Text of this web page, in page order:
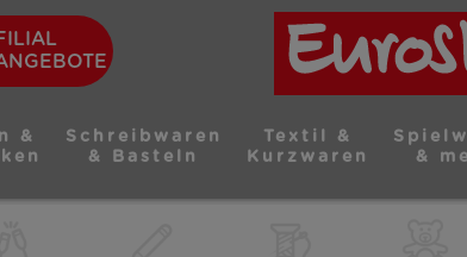
&
Schreibwaren
& Basteln
Textil &
Kurzwaren
&